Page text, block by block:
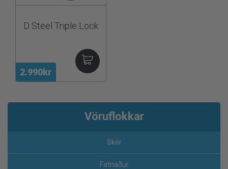
2.990kr
D Steel Triple Lock
Vöruflokkar
Skór
Fatnaður